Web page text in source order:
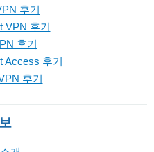
후기
VPN 후기
후기
Access 후기
후기